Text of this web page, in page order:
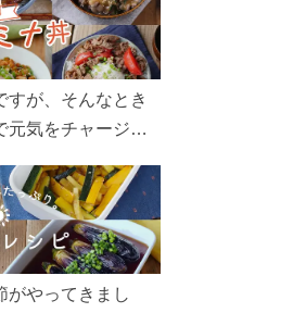
なるコンテンツを
。
すが、そんなとき
元気をチャージ！
き飛ばしましょ
がやってきまし